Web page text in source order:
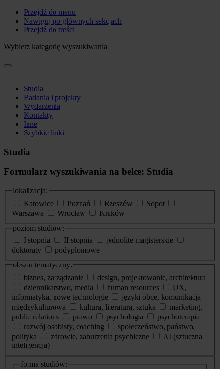
Przejdź do menu
Nawiguj po głównych sekcjach
Przejdź do treści
Wybierz kategorię wyszukiwania
Studia
Badania i projekty
Wydarzenia
Kontakty
Inne
Szybkie linki
Studia
Formularz wyszukiwania na belce: Studia
lokalizacja:
Katowice
Poznań Rzeszów
Sopot
Warszawa
Wrocław
Kraków
poziom studiów:
I stopnia
II stopnia
jednolite magisterskie
doktoraty
podyplomowe
obszar tematyczny:
biznes, zarządzanie
design, projektowanie, architektura
dziennikarstwo, media
human resources
UX,
informatyka, nowe technologie
języki obce, komunikacja
międzykulturowa
kultura, literatura, sztuka
marketing,
public relations
prawo psychologia
psychoterapia
rozwój osobisty, coaching
społeczeństwo, państwo,
polityka
zdrowie, zaburzenia psychiczne
AI (sztuczna
inteligencja)
dodatkowe
forma studiów: